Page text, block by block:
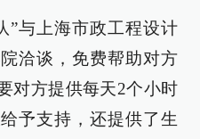
”与上海市政工程设计
洽谈，免费帮助对方
对方提供每天2个小时
予支持，还提供了生